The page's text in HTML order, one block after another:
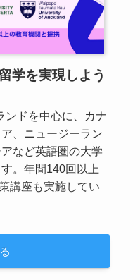
学を実現しよう
ンドを中心に、カナ
、ニュージーラン
など英語圏の大学
。年間140回以上
講座も実施してい